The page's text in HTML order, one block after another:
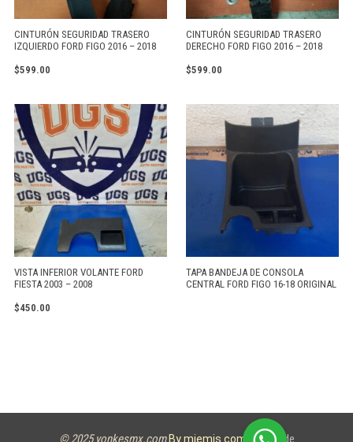
CINTURÓN SEGURIDAD TRASERO
IZQUIERDO FORD FIGO 2016 – 2018
$599.00
CINTURÓN SEGURIDAD TRASERO
DERECHO FORD FIGO 2016 – 2018
$599.00
VISTA INFERIOR VOLANTE FORD
FIESTA 2003 – 2008
$450.00
TAPA BANDEJA DE CONSOLA
CENTRAL FORD FIGO 16-18 ORIGINAL
© 2025 yonkesmx.com By miemis.com Aviso de